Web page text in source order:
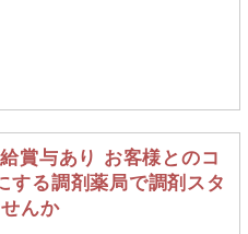
賞与あり お客様とのコ
する調剤薬局で調剤スタ
んか